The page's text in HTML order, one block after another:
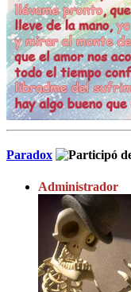
Paradox
Administrador